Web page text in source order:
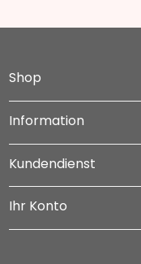
Shop
Information
Kundendienst
Ihr Konto